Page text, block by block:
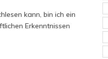
kann, bin ich ein
Erkenntnissen